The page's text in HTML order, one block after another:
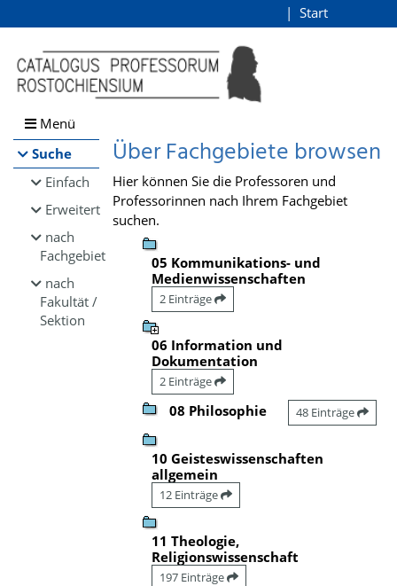
Browsen
direkt zum Inhalt
Start
Menü
Suche
Einfach
Erweitert
nach
Fachgebiet
nach
Fakultät /
Sektion
Über Fachgebiete browsen
Hier können Sie die Professoren und
Professorinnen nach Ihrem Fachgebiet
suchen.
05 Kommunikations- und
Medienwissenschaften
2 Einträge
06 Information und
Dokumentation
2 Einträge
08 Philosophie 48 Einträge
10 Geisteswissenschaften
allgemein
12 Einträge
11 Theologie,
Religionswissenschaft
197 Einträge